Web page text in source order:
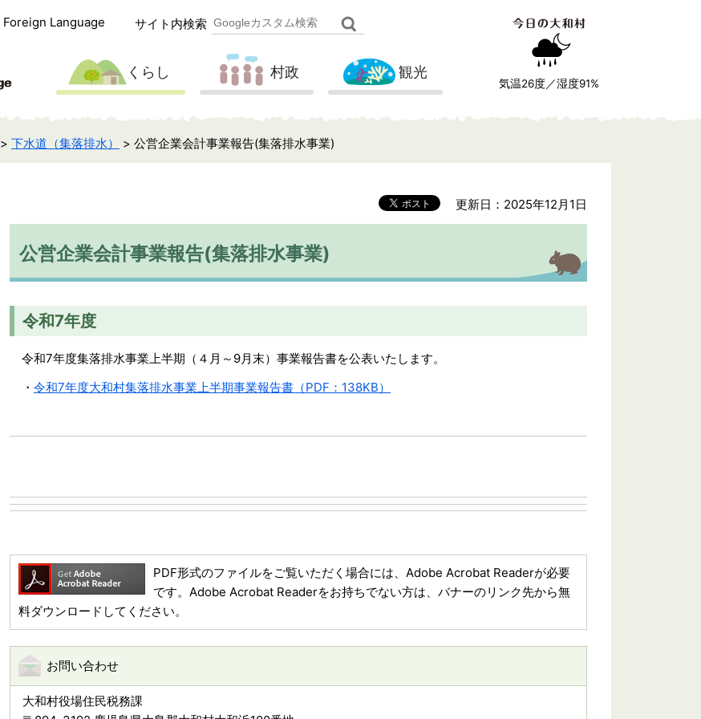
Foreign Language サイト内検索
くらし 村政 観光
気温26度／湿度91%
> 下水道（集落排水） > 公営企業会計事業報告(集落排水事業)
更新日：2025年12月1日
公営企業会計事業報告(集落排水事業)
令和7年度
令和7年度集落排水事業上半期（４月～9月末）事業報告書を公表いたします。
・ 令和7年度大和村集落排水事業上半期事業報告書（PDF：138KB）
PDF形式のファイルをご覧いただく場合には、Adobe Acrobat Readerが必要
です。Adobe Acrobat Readerをお持ちでない方は、バナーのリンク先から無
料ダウンロードしてください。
お問い合わせ
大和村役場住民税務課